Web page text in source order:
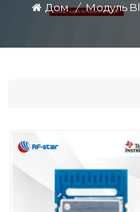
Дом /